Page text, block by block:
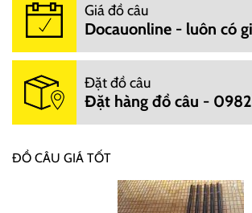
Giá đồ câu
Docauonline - luôn có
Đặt đồ câu
Đặt hàng đồ câu -
ĐỒ CÂU GIÁ TỐT